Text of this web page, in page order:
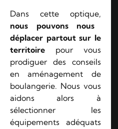
Dans cette optique,
nous pouvons nous
déplacer partout sur le
territoire pour vous
prodiguer des conseils
en aménagement de
boulangerie. Nous vous
aidons alors à
sélectionner les
équipements adéquats